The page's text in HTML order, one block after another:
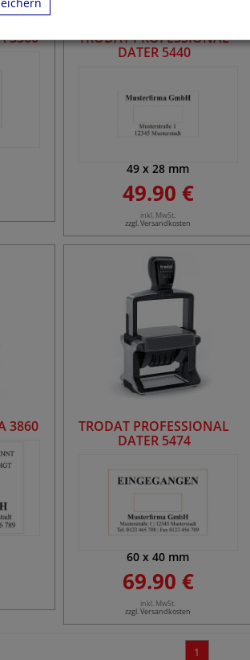
3360
TRODAT PROFESSIONAL
DATER 5440
49 x 28 mm
49.90 €
inkl. MwSt.
zzgl. Versandkosten
3860
TRODAT PROFESSIONAL
DATER 5474
60 x40 mm
69.90 €
inkl. MwSt.
zzgl. Versandkosten
1